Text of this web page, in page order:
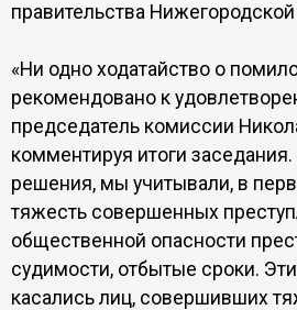
правительства
«Ни одно ходатайство о
рекомендовано к
председатель комиссии
комментируя итоги
решения, мы учитывали, в
тяжесть совершенных
общественной опасности
судимости, отбытые сроки.
касались лиц, совершивших